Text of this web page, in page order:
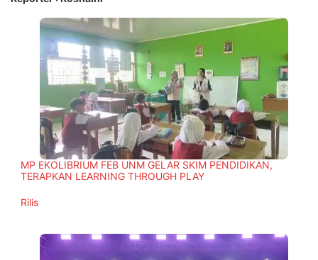
MP EKOLIBRIUM FEB UNM GELAR SKIM PENDIDIKAN,
TERAPKAN LEARNING THROUGH PLAY
In relation to
Rilis